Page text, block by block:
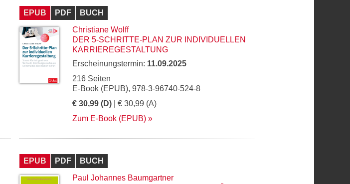
EPUB PDF
BUCH
Christiane Wolff
DER 5-SCHRITTE-PLAN ZUR INDIVIDUELLEN
KARRIEREGESTALTUNG
Erscheinungstermin: 11.09.2025
216 Seiten
E-Book (EPUB), 978-3-96740-524-8
€ 30,99 (D) | € 30,99 (A)
Zum E-Book (EPUB)
EPUB PDF
BUCH
Paul Johannes Baumgartner